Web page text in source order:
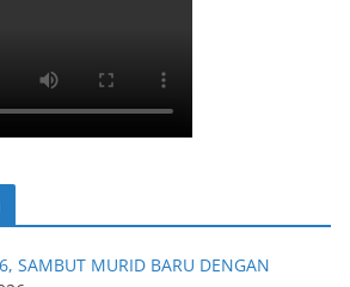
SAMBUT MURID BARU DENGAN